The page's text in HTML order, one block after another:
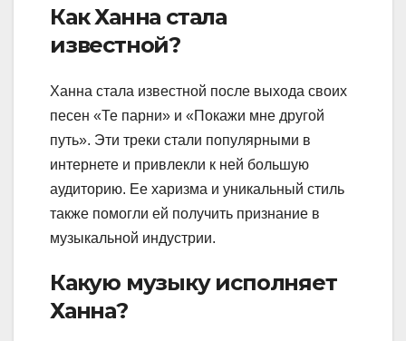
Как Ханна стала
известной?
Ханна стала известной после выхода своих
песен «Те парни» и «Покажи мне другой
путь». Эти треки стали популярными в
интернете и привлекли к ней большую
аудиторию. Ее харизма и уникальный стиль
также помогли ей получить признание в
музыкальной индустрии.
Какую музыку исполняет
Ханна?